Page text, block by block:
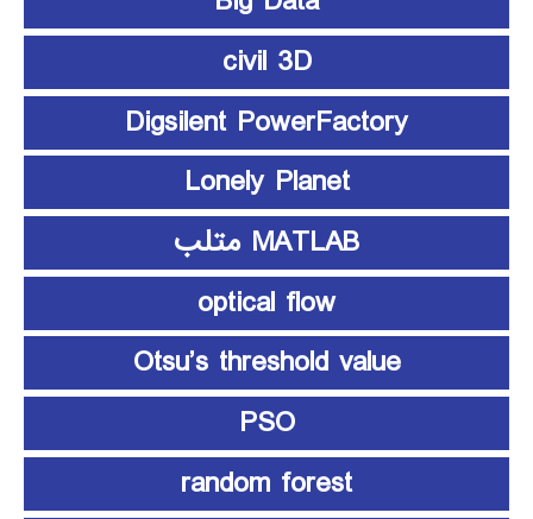
civil 3D
Digsilent PowerFactory
Lonely Planet
MATLAB متلب
optical flow
Otsu’s threshold value
PSO
random forest